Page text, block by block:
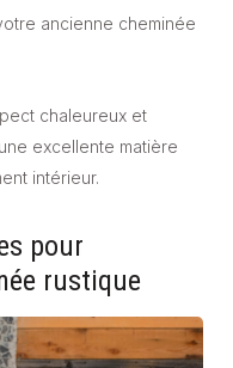
ancienne cheminée
chaleureux et
excellente matière
intérieur.
pour
rustique